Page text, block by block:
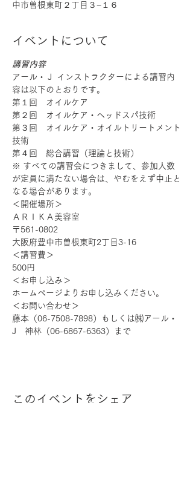
中市曽根東町２丁目３−１６
イベントについて
講習内容
アール・Ｊ インストラクターによる講習内
容は以下のとおりです。
第１回　オイルケア
第２回　オイルケア・ヘッドスパ技術
第３回　オイルケア・オイルトリートメント
技術
第４回　総合講習（理論と技術）
※ すべての講習会につきまして、参加人数
が定員に満たない場合は、やむをえず中止と
なる場合があります。
＜開催場所＞
ＡＲＩＫＡ美容室
〒561-0802
大阪府豊中市曽根東町2丁目3-16
＜講習費＞
500円
＜お申し込み＞
ホームページよりお申し込みください。
＜お問い合わせ＞
藤本（06-7508-7898）もしくは㈱アール・
J　神林（06-6867-6363）まで
このイベントをシェア